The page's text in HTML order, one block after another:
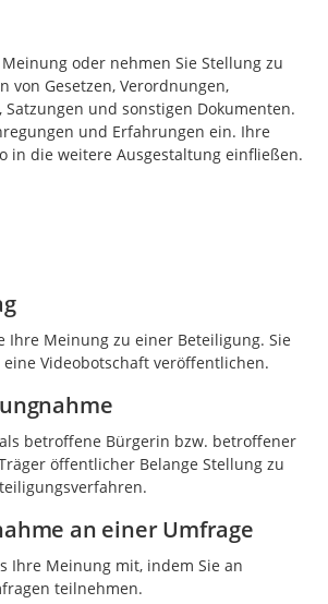
oder nehmen Sie Stellung zu
von Gesetzen, Verordnungen,
Satzungen und sonstigen Dokumenten.
und Erfahrungen ein. Ihre
in die weitere Ausgestaltung einfließen.
Ihre Meinung zu einer Beteiligung. Sie
eine Videobotschaft veröffentlichen.
betroffene Bürgerin bzw. betroffener
öffentlicher Belange Stellung zu
an einer Umfrage
Ihre Meinung mit, indem Sie an
teilnehmen.